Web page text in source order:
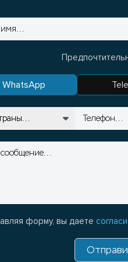
WhatsApp
форму, вы даете